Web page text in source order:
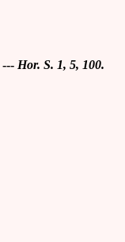
--- Hor. S. 1, 5, 100.